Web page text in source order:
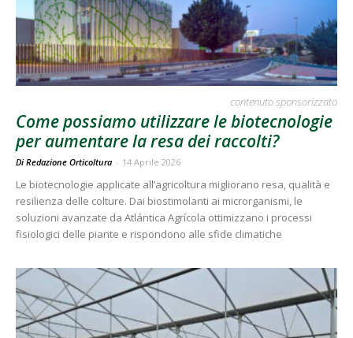
contenuto sponsorizzato
Come possiamo utilizzare le biotecnologie
per aumentare la resa dei raccolti?
Di Redazione Orticoltura - 14 Aprile 2026
Le biotecnologie applicate all’agricoltura migliorano resa, qualità e
resilienza delle colture. Dai biostimolanti ai microrganismi, le
soluzioni avanzate da Atlántica Agrícola ottimizzano i processi
fisiologici delle piante e rispondono alle sfide climatiche